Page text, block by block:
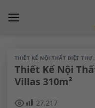
đến
THIẾT KẾ NỘI THẤT BIỆT THỰ,
Thiết Kế Nội
Villas 310m²
27.217